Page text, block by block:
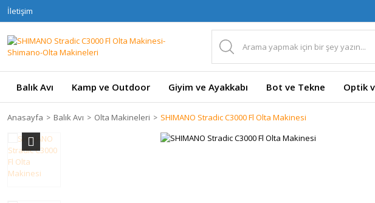
İletişim
Balık Avı Kamp ve Outdoor Giyim ve Ayakkabı Bot ve Tekne Optik
Anasayfa Balık Avı Olta Makineleri SHIMANO Stradic C3000 Fl Olta Makinesi